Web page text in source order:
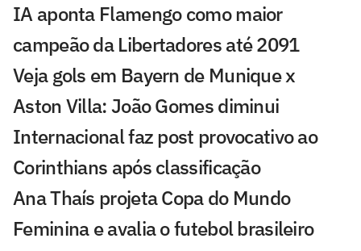
IA aponta Flamengo como maior
campeão da Libertadores até 2091
Veja gols em Bayern de Munique x
Aston Villa: João Gomes diminui
Internacional faz post provocativo ao
Corinthians após classificação
Ana Thaís projeta Copa do Mundo
Feminina e avalia o futebol brasileiro